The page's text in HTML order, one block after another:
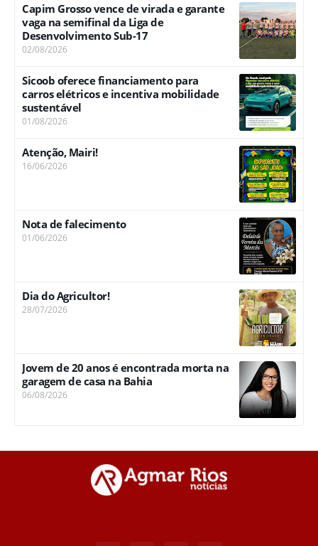
Capim Grosso vence de virada e garante
vaga na semifinal da Liga de
Desenvolvimento Sub-17
02/08/2026
Sicoob oferece financiamento para
carros elétricos e incentiva mobilidade
sustentável
01/08/2026
Atenção, Mairi!
16/06/2026
Nota de falecimento
01/06/2026
Dia do Agricultor!
28/07/2026
Jovem de 20 anos é encontrada morta na
garagem de casa na Bahia
06/08/2026